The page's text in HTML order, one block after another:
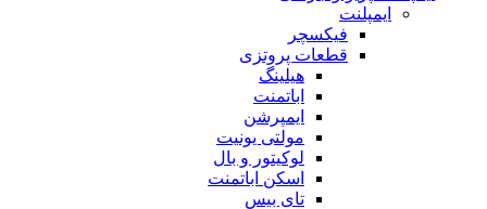
ایمپلنت
فیکسچر
قطعات پروتزی
هیلینگ
اباتمنت
ایمپرشن
مولتی یونیت
لوکیتور و بال
اسکن اباتمنت
تای بیس